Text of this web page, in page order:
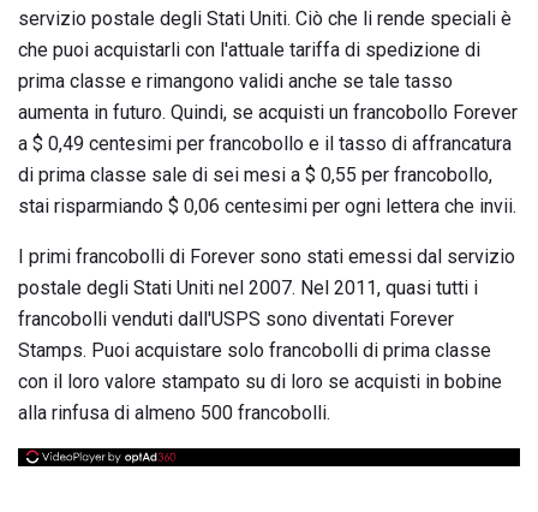
servizio postale degli Stati Uniti. Ciò che li rende speciali è
che puoi acquistarli con l'attuale tariffa di spedizione di
prima classe e rimangono validi anche se tale tasso
aumenta in futuro. Quindi, se acquisti un francobollo Forever
a $ 0,49 centesimi per francobollo e il tasso di affrancatura
di prima classe sale di sei mesi a $ 0,55 per francobollo,
stai risparmiando $ 0,06 centesimi per ogni lettera che invii.
I primi francobolli di Forever sono stati emessi dal servizio
postale degli Stati Uniti nel 2007. Nel 2011, quasi tutti i
francobolli venduti dall'USPS sono diventati Forever
Stamps. Puoi acquistare solo francobolli di prima classe
con il loro valore stampato su di loro se acquisti in bobine
alla rinfusa di almeno 500 francobolli.